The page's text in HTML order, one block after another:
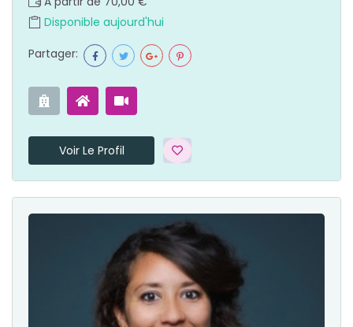
Disponible aujourd'hui
Partager:
Voir Le Profil